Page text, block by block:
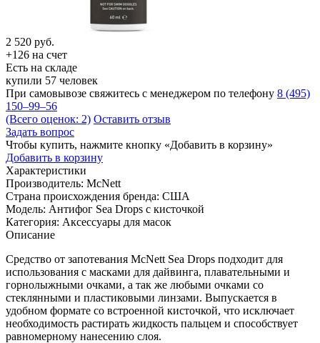
2 520 руб.
+126 на счет
Есть на складе
купили 57 человек
При самовывозе свяжитесь с менеджером по телефону 8 (495)
150–99–56
(Всего оценок: 2) Оставить отзыв
Задать вопрос
Чтобы купить, нажмите кнопку «Добавить в корзину»
Добавить в корзину
Характеристики
Производитель: McNett
Страна происхождения бренда: США
Модель: Антифог Sea Drops с кисточкой
Категория: Аксессуары для масок
Описание
Средство от запотевания McNett Sea Drops подходит для
использования с масками для дайвинга, плавательными и
горнолыжными очками, а так же любыми очками со
стеклянными и пластиковыми линзами. Выпускается в
удобном формате со встроенной кисточкой, что исключает
необходимость растирать жидкость пальцем и способствует
равномерному нанесению слоя.